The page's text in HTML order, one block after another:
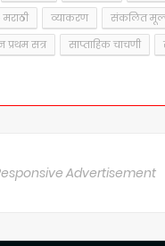
व्याकरण
संकलित
सत्र
साप्ताहिक चाचणी
Advertisement